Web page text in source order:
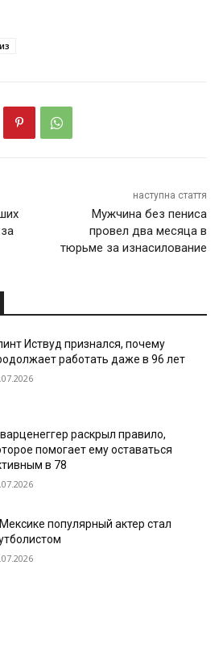
наступна стаття
Мужчина без пениса
провел два месяца в
тюрьме за изнасилование
Иствуд признался, почему
работать даже в 96 лет
раскрыл правило,
помогает ему оставаться
в 78
популярный актер стал